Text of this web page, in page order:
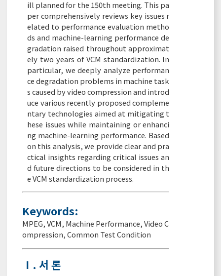
ill planned for the 150th meeting. This pa
per comprehensively reviews key issues r
elated to performance evaluation metho
ds and machine-learning performance de
gradation raised throughout approximat
ely two years of VCM standardization. In
particular, we deeply analyze performan
ce degradation problems in machine task
s caused by video compression and introd
uce various recently proposed compleme
ntary technologies aimed at mitigating t
hese issues while maintaining or enhanci
ng machine-learning performance. Based
on this analysis, we provide clear and pra
ctical insights regarding critical issues an
d future directions to be considered in th
e VCM standardization process.
Keywords:
MPEG,VCM, Machine Performance,Video C
ompression,Common Test Condition
Ⅰ. 서 론